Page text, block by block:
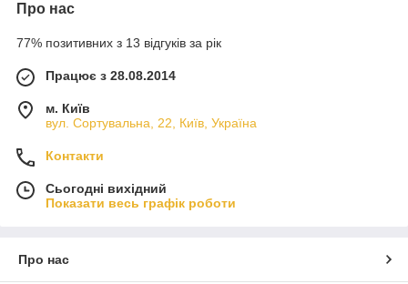
Про нас
77% позитивних з 13 відгуків за рік
Працює з 28.08.2014
м. Київ
вул. Сортувальна, 22, Київ, Україна
Контакти
Сьогодні вихідний
Показати весь графік роботи
Про нас